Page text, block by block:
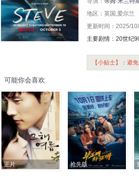
地区：英国,爱尔兰
更新时间：2025/
主要剧情：20世纪
【小贴士】：避
可能你会喜欢
正片 抢先版